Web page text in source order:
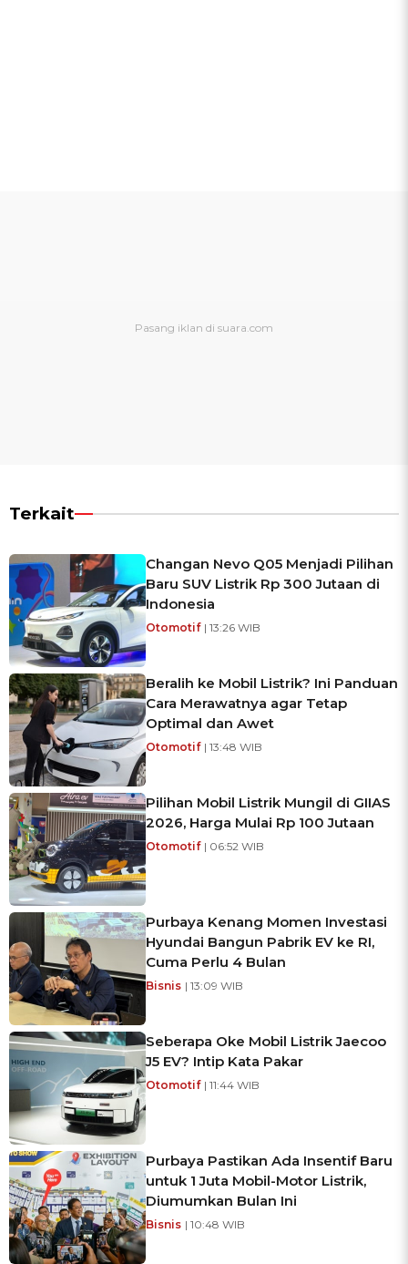
Terkait
Changan Nevo Q05 Menjadi Pilihan
Baru SUV Listrik Rp 300 Jutaan di
Indonesia
Otomotif | 13:26 WIB
Beralih ke Mobil Listrik? Ini Panduan
Cara Merawatnya agar Tetap
Optimal dan Awet
Otomotif | 13:48 WIB
Pilihan Mobil Listrik Mungil di GIIAS
2026, Harga Mulai Rp 100 Jutaan
Otomotif | 06:52 WIB
Purbaya Kenang Momen Investasi
Hyundai Bangun Pabrik EV ke RI,
Cuma Perlu 4 Bulan
Bisnis | 13:09 WIB
Seberapa Oke Mobil Listrik Jaecoo
J5 EV? Intip Kata Pakar
Otomotif | 11:44 WIB
Purbaya Pastikan Ada Insentif Baru
untuk 1 Juta Mobil-Motor Listrik,
Diumumkan Bulan Ini
Bisnis | 10:48 WIB